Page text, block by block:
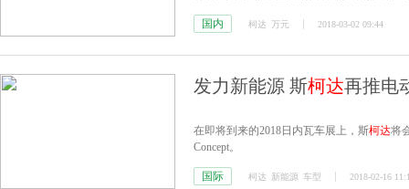
国内 柯达 万元 2018-03-02 09:44
发力新能源 斯柯达再推电
在即将到来的2018日内瓦车展上，斯柯达将
Concept。
国际 柯达 新能源 车型 2018-02-16